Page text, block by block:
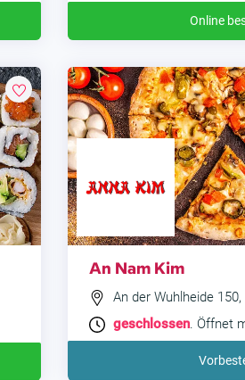
Online
An Nam Kim
An der Wuhlheide
geschlossen. Öffnet